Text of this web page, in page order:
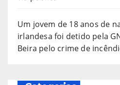
Um jovem de 18 anos de
irlandesa foi detido pela
Beira pelo crime de